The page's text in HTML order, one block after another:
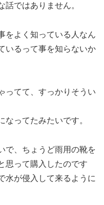
ではありません。
をよく知っている人なん
いるって事を知らないか
ってて、すっかりそうい
ってたみたいです。
で、ちょうど雨用の靴を
思って購入したのです
水が侵入して来るように